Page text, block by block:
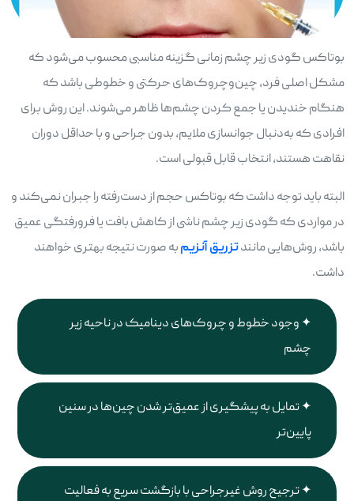
بوتاکس گودی زیر چشم زمانی گزینه مناسبی محسوب می‌شود که
مشکل اصلی فرد، چین‌وچروک‌های حرکتی و خطوطی باشد که
هنگام خندیدن یا جمع کردن چشم‌ها ظاهر می‌شوند. این روش برای
افرادی که به‌دنبال جوانسازی ملایم، بدون جراحی و با حداقل دوران
نقاهت هستند، انتخاب قابل قبولی است.
البته باید توجه داشت که بوتاکس حجم از دست‌رفته را جبران نمی‌کند و
در مواردی که گودی زیر چشم ناشی از کاهش بافت یا فرورفتگی عمیق
باشد، روش‌هایی مانندتزریق آنزیمبه صورت نتیجه بهتری خواهند
داشت.
وجود خطوط و چروک‌های دینامیک در ناحیه زیر
چشم
تمایل به پیشگیری از عمیق‌تر شدن چین‌ها در سنین
پایین‌تر
ترجیح روش غیرجراحی با بازگشت سریع به فعالیت